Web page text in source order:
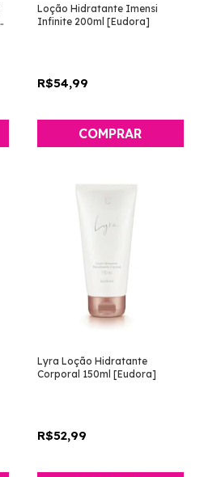
Loção Hidratante Imensi
Infinite 200ml [Eudora]
R$54,99
Lyra Loção Hidratante
Corporal 150ml [Eudora]
R$52,99